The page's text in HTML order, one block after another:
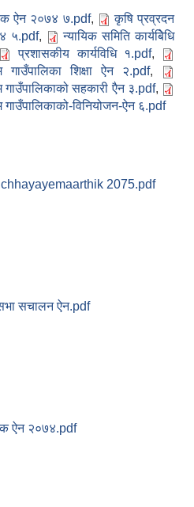
ऐन २०७४ ७.pdf,
कृषि प्रव्रदन
५.pdf,
न्यायिक समिति कार्यबिेधि
प्रशासकीय कार्यविधि १.pdf,
गाउँपालिका शिक्षा ऐन २.pdf,
गाउँपालिकाको सहकारी एैन ३.pdf,
गाउँपालिकाको-विनियोजन-ऐन ६.pdf
2075.pdf
स‌चालन ऐन.pdf
ऐन २०७४.pdf